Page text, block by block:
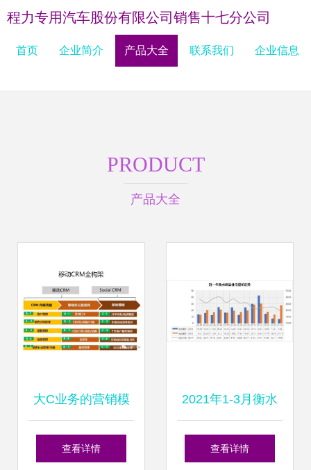
程力专用汽车股份有限公司销售十七分公司
首页 企业简介 产品大全 联系我们 企业信息
PRODUCT
产品大全
大C业务的营销模
式及CRM系统设计
查看详情
2021年1-3月衡水
房地产企业销售业
查看详情